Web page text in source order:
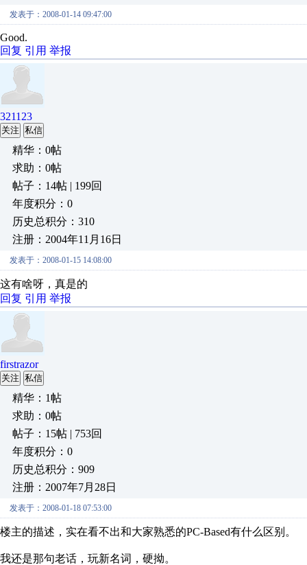
发表于：2008-01-14 09:47:00
Good.
回复 引用 举报
321123
关注 私信
精华：0帖
求助：0帖
帖子：14帖 | 199回
年度积分：0
历史总积分：310
注册：2004年11月16日
发表于：2008-01-15 14:08:00
这有啥呀，真是的
回复 引用 举报
firstrazor
关注 私信
精华：1帖
求助：0帖
帖子：15帖 | 753回
年度积分：0
历史总积分：909
注册：2007年7月28日
发表于：2008-01-18 07:53:00
楼主的描述，实在看不出和大家熟悉的PC-Based有什么区别。
我还是那句老话，玩新名词，硬拗。